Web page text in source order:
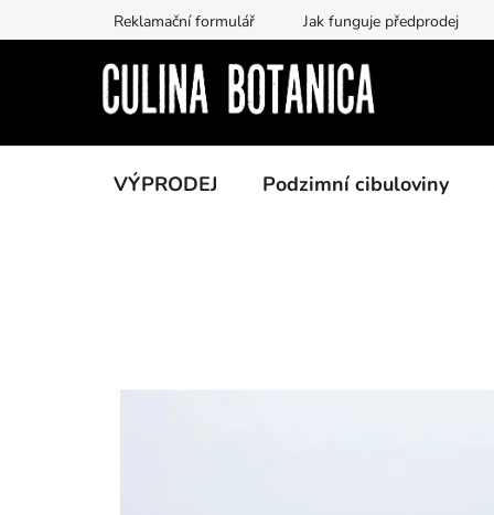
na
Reklamační formulář Jak funguje předprodej
VÝPRODEJ Podzimní cibuloviny